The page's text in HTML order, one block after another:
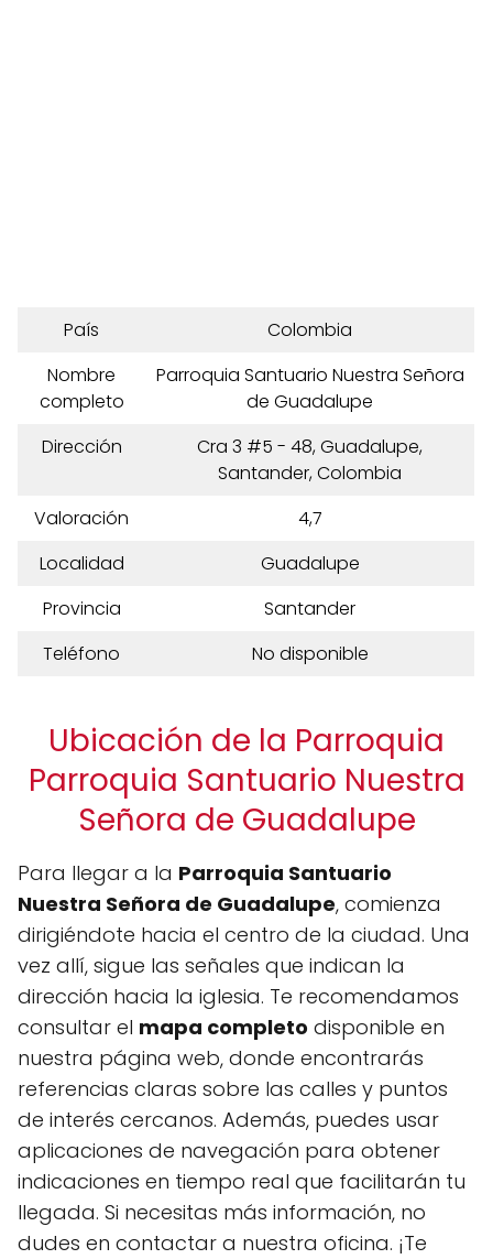
País
Colombia
Nombre
completo
Parroquia Santuario Nuestra Señora
de Guadalupe
Dirección
Cra 3 #5 - 48, Guadalupe,
Santander, Colombia
Valoración
4,7
Localidad
Guadalupe
Provincia
Santander
Teléfono
No disponible
Ubicación de la Parroquia
Parroquia Santuario Nuestra
Señora de Guadalupe
Para llegar a la Parroquia Santuario
Nuestra Señora de Guadalupe, comienza
dirigiéndote hacia el centro de la ciudad. Una
vez allí, sigue las señales que indican la
dirección hacia la iglesia. Te recomendamos
consultar el mapa completo disponible en
nuestra página web, donde encontrarás
referencias claras sobre las calles y puntos
de interés cercanos. Además, puedes usar
aplicaciones de navegación para obtener
indicaciones en tiempo real que facilitarán tu
llegada. Si necesitas más información, no
dudes en contactar a nuestra oficina. ¡Te